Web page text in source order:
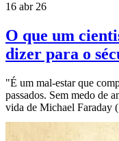
16 abr 26
O que um
dizer para o
"É um mal-estar que
passados. Sem medo de
vida de Michael Faraday